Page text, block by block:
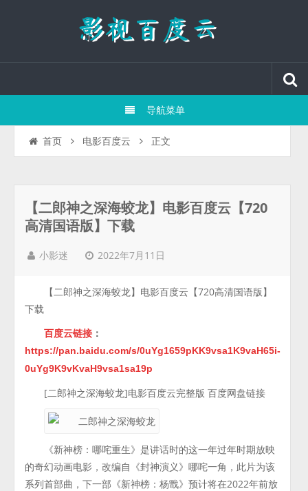
导航菜单
首页 电影百度云 正文
【二郎神之深海蛟龙】电影百度云【720
高清国语版】下载
小影迷 2022年7月11日
【二郎神之深海蛟龙】电影百度云【720高清国语版】
下载
百度云链接 ：
https://pan.baidu.com/s/0uYg1659pKK9vsa1K9vaH65i-
0uYg9K9vKvaH9vsa1sa19p
[二郎神之深海蛟龙]电影百度云完整版 百度网盘链接
《新神榜：哪咤重生》是讲话时的这一年过年时期放映
的奇幻动画电影，改编自《封神演义》哪咤一角，此片为该
系列首部曲，下一部《新神榜：杨戬》预计将在2022年前放